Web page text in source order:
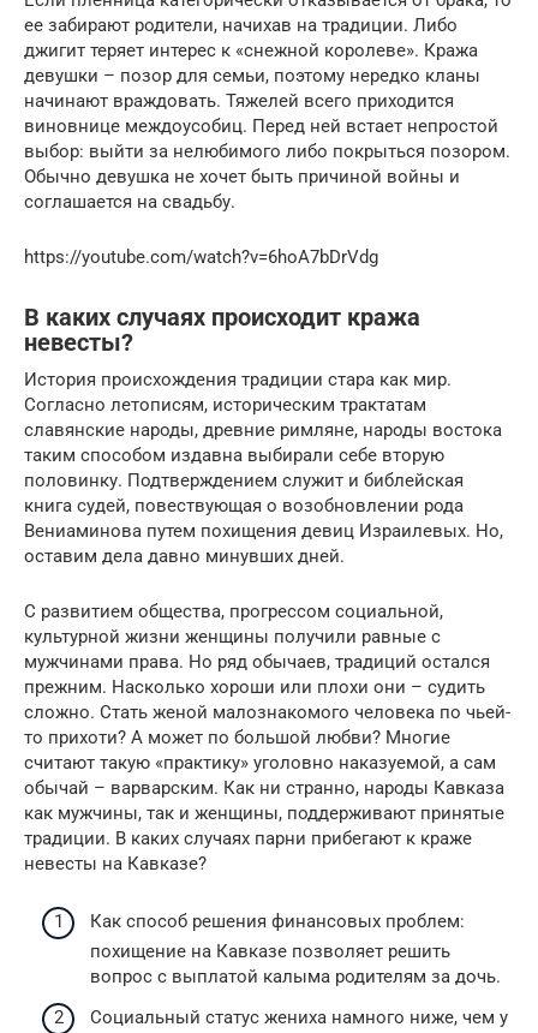
ее забирают родители, начихав на традиции. Либо
джигит теряет интерес к «снежной королеве». Кража
девушки – позор для семьи, поэтому нередко кланы
начинают враждовать. Тяжелей всего приходится
виновнице междоусобиц. Перед ней встает непростой
выбор: выйти за нелюбимого либо покрыться позором.
Обычно девушка не хочет быть причиной войны и
соглашается на свадьбу.
https://youtube.com/watch?v=6hoA7bDrVdg
В каких случаях происходит кража
невесты?
История происхождения традиции стара как мир.
Согласно летописям, историческим трактатам
славянские народы, древние римляне, народы востока
таким способом издавна выбирали себе вторую
половинку. Подтверждением служит и библейская
книга судей, повествующая о возобновлении рода
Вениаминова путем похищения девиц Израилевых. Но,
оставим дела давно минувших дней.
С развитием общества, прогрессом социальной,
культурной жизни женщины получили равные с
мужчинами права. Но ряд обычаев, традиций остался
прежним. Насколько хороши или плохи они – судить
сложно. Стать женой малознакомого человека по чьей-
то прихоти? А может по большой любви? Многие
считают такую «практику» уголовно наказуемой, а сам
обычай – варварским. Как ни странно, народы Кавказа
как мужчины, так и женщины, поддерживают принятые
традиции. В каких случаях парни прибегают к краже
невесты на Кавказе?
Как способ решения финансовых проблем:
похищение на Кавказе позволяет решить
вопрос с выплатой калыма родителям за дочь.
Социальный статус жениха намного ниже, чем у